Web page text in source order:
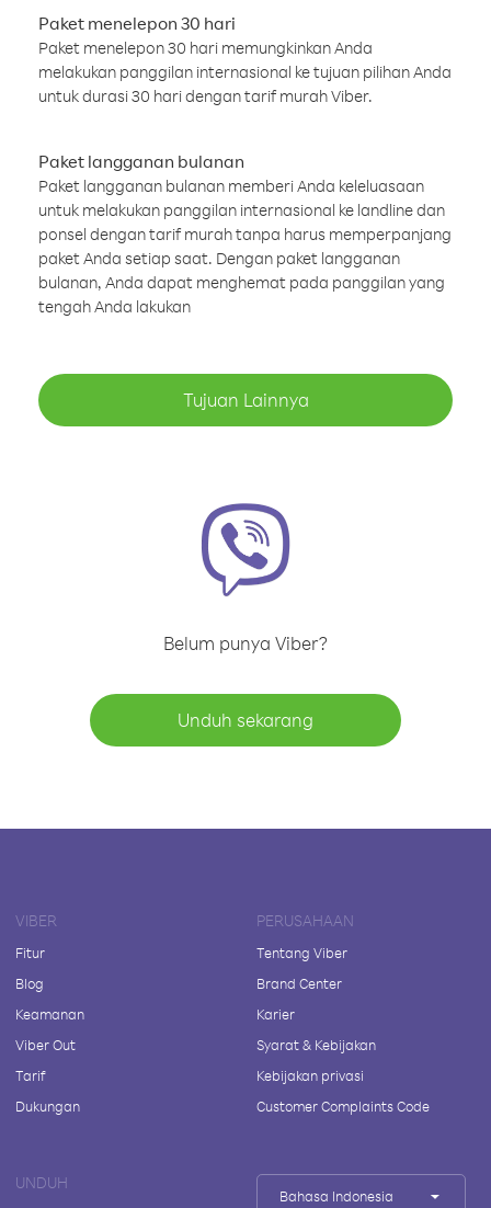
Paket menelepon 30 hari
Paket menelepon 30 hari memungkinkan Anda
melakukan panggilan internasional ke tujuan pilihan Anda
untuk durasi 30 hari dengan tarif murah Viber.
Paket langganan bulanan
Paket langganan bulanan memberi Anda keleluasaan
untuk melakukan panggilan internasional ke landline dan
ponsel dengan tarif murah tanpa harus memperpanjang
paket Anda setiap saat. Dengan paket langganan
bulanan, Anda dapat menghemat pada panggilan yang
tengah Anda lakukan
Tujuan Lainnya
Belum punya Viber?
Unduh sekarang
VIBER
Fitur
Blog
Keamanan
Viber Out
Tarif
Dukungan
PERUSAHAAN
Tentang Viber
Brand Center
Karier
Syarat & Kebijakan
Kebijakan privasi
Customer Complaints Code
UNDUH
Bahasa Indonesia